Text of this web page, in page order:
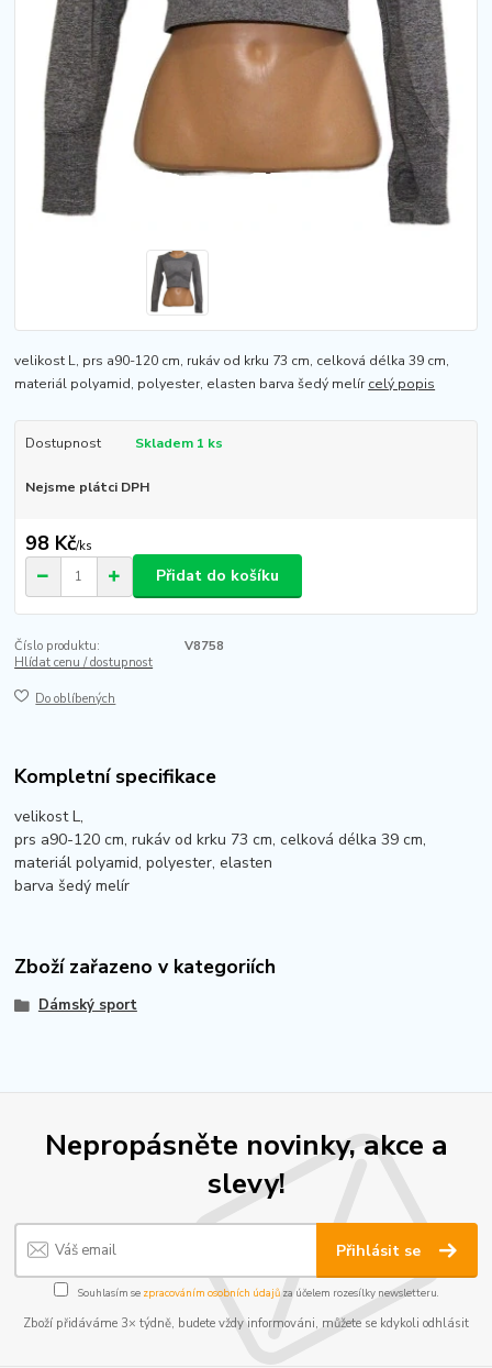
velikost L, prs a90-120 cm, rukáv od krku 73 cm, celková délka 39 cm,
materiál polyamid, polyester, elasten barva šedý melírcelý popis
Dostupnost Skladem 1 ks
Nejsme plátci DPH
98 Kč/ks
Přidat do košíku
Číslo produktu:
V8758
Hlídat cenu / dostupnost
Do oblíbených
Kompletní specifikace
velikost L,
prs a90-120 cm, rukáv od krku 73 cm, celková délka 39 cm,
materiál polyamid, polyester, elasten
barva šedý melír
Zboží zařazeno v kategoriích
Dámský sport
Nepropásněte novinky, akce a
slevy!
Přihlásit se
Souhlasím se zpracováním osobních údajůza účelem rozesílky newsletteru.
Zboží přidáváme 3× týdně, budete vždy informováni, můžete se kdykoli odhlásit